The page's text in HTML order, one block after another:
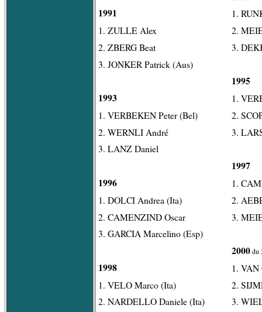
1991
1. ZULLE Alex
2. ZBERG Beat
3. JONKER Patrick (Aus)
1993
1. VERBEKEN Peter (Bel)
2. WERNLI André
3. LANZ Daniel
1996
1. DOLCI Andrea (Ita)
2. CAMENZIND Oscar
3. GARCIA Marcelino (Esp)
1998
1. VELO Marco (Ita)
2. NARDELLO Daniele (Ita)
1.
2.
3.
1995
1.
2.
3.
1997
1.
2.
3.
2000 du
1.
2.
3.